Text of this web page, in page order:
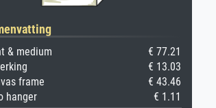
& medium
€ 77.21
€ 13.03
frame
€ 43.46
hanger
€ 1.11